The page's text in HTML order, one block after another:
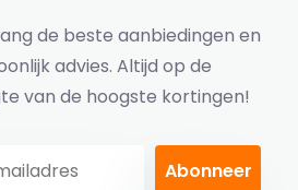
de beste aanbiedingen en
advies. Altijd op de
van de hoogste kortingen!
Abonneer